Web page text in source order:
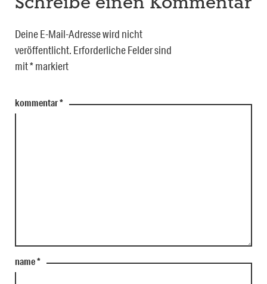
Schreibe einen Kommentar
Deine E-Mail-Adresse wird nicht
veröffentlicht. Erforderliche Felder sind
mit*markiert
kommentar*
name*